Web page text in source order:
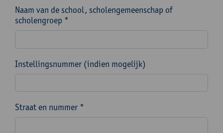
Naam van de school, scholengemeenschap of
scholengroep *
Instellingsnummer (indien mogelijk)
Straat en nummer *